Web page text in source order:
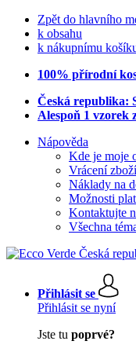
Zpět do hlavního
k obsahu
k nákupnímu
100% přírodní
Česká republika:
Alespoň 1 vzorek
Nápověda
Kde je moje
Vrácení zboží
Náklady na
Možnosti
Kontaktujte
Všechna
Přihlásit se
Přihlásit se nyní
Jste tu poprvé?